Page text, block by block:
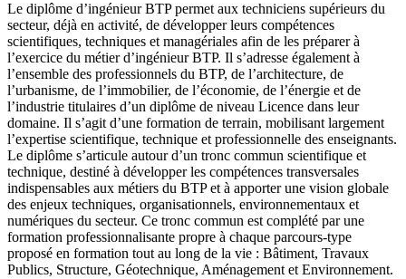
Le diplôme d’ingénieur BTP permet aux techniciens supérieurs du
secteur, déjà en activité, de développer leurs compétences
scientifiques, techniques et managériales afin de les préparer à
l’exercice du métier d’ingénieur BTP. Il s’adresse également à
l’ensemble des professionnels du BTP, de l’architecture, de
l’urbanisme, de l’immobilier, de l’économie, de l’énergie et de
l’industrie titulaires d’un diplôme de niveau Licence dans leur
domaine. Il s’agit d’une formation de terrain, mobilisant largement
l’expertise scientifique, technique et professionnelle des enseignants.
Le diplôme s’articule autour d’un tronc commun scientifique et
technique, destiné à développer les compétences transversales
indispensables aux métiers du BTP et à apporter une vision globale
des enjeux techniques, organisationnels, environnementaux et
numériques du secteur. Ce tronc commun est complété par une
formation professionnalisante propre à chaque parcours-type
proposé en formation tout au long de la vie : Bâtiment, Travaux
Publics, Structure, Géotechnique, Aménagement et Environnement.